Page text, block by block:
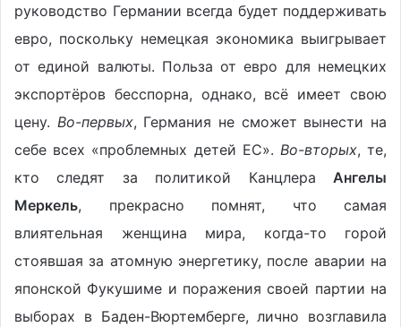
руководство Германии всегда будет поддерживать
евро, поскольку немецкая экономика выигрывает
от единой валюты. Польза от евро для немецких
экспортёров бесспорна, однако, всё имеет свою
цену. Во-первых, Германия не сможет вынести на
себе всех «проблемных детей ЕС». Во-вторых, те,
кто следят за политикой Канцлера Ангелы
Меркель, прекрасно помнят, что самая
влиятельная женщина мира, когда-то горой
стоявшая за атомную энергетику, после аварии на
японской Фукушиме и поражения своей партии на
выборах в Баден-Вюртемберге, лично возглавила